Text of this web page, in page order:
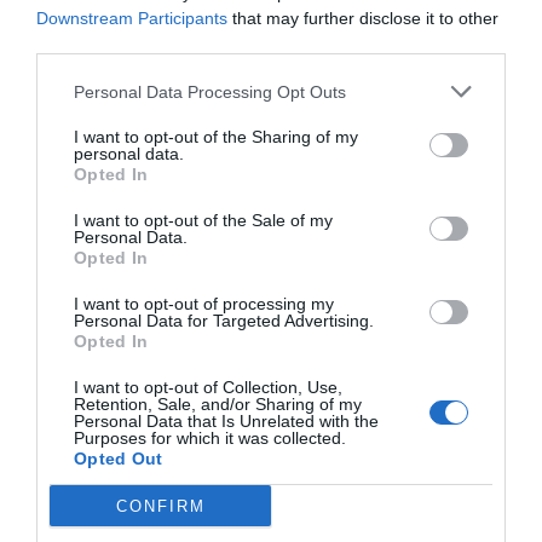
Downstream Participants that may further disclose it to other
Personal Data Processing Opt Outs
I want to opt-out of the Sharing of my
personal data.
Opted In
I want to opt-out of the Sale of my
Personal Data.
Opted In
I want to opt-out of processing my
Personal Data for Targeted Advertising.
Opted In
I want to opt-out of Collection, Use,
Retention, Sale, and/or Sharing of my
Personal Data that Is Unrelated with the
Purposes for which it was collected.
Opted Out
CONFIRM